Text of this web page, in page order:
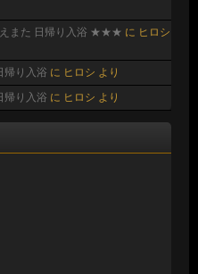
えまた 日帰り入浴 ★★★ に ヒロシ
帰り入浴 に ヒロシ より
帰り入浴 に ヒロシ より